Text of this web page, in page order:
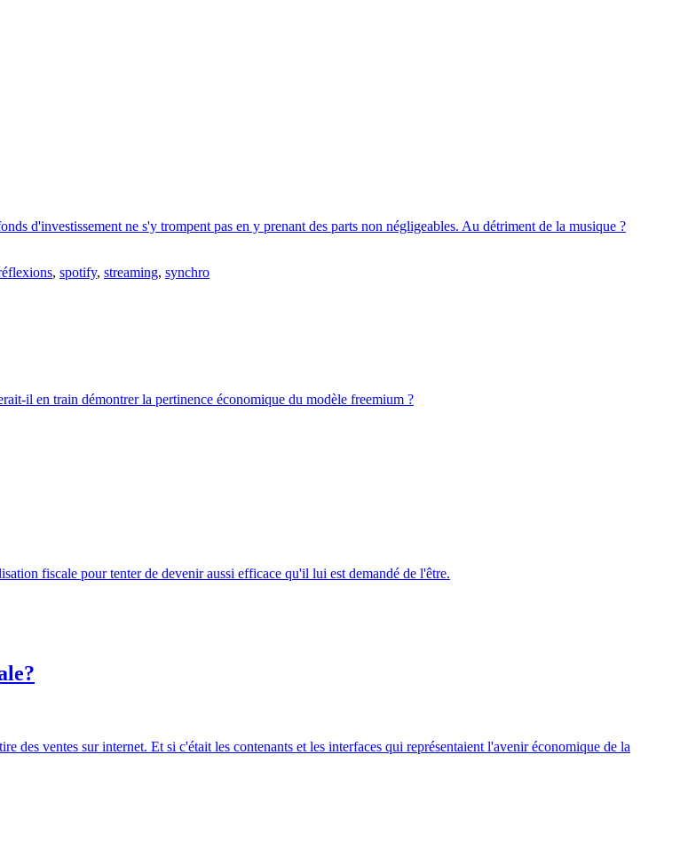
d'investissement ne s'y trompent pas en y prenant des parts non négligeables. Au détriment de la musique ?
, spotify, streaming, synchro
il en train démontrer la pertinence économique du modèle freemium ?
fiscale pour tenter de devenir aussi efficace qu'il lui est demandé de l'être.
ventes sur internet. Et si c'était les contenants et les interfaces qui représentaient l'avenir économique de la